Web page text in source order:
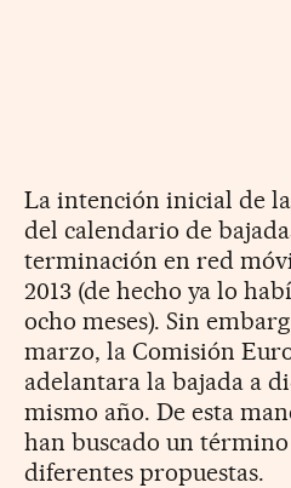
La intención inicial de
del calendario de
terminación en red
2013 (de hecho ya lo
ocho meses). Sin
marzo, la Comisión
adelantara la bajada a
mismo año. De esta
han buscado un
diferentes propuestas.